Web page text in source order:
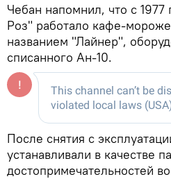
Чебан напомнил, что с 1977
Роз" работало кафе-
названием "Лайнер",
списанного Ан-10.
После снятия с
устанавливали в качестве
достопримечательностей